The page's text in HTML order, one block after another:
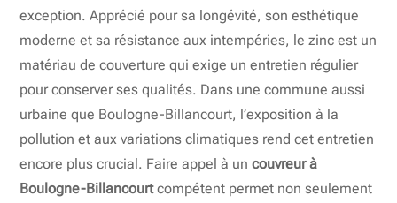
exception. Apprécié pour sa longévité, son esthétique
moderne et sa résistance aux intempéries, le zinc est un
matériau de couverture qui exige un entretien régulier
pour conserver ses qualités. Dans une commune aussi
urbaine que Boulogne-Billancourt, l’exposition à la
pollution et aux variations climatiques rend cet entretien
encore plus crucial. Faire appel à uncouvreur à
Boulogne-Billancourtcompétent permet non seulement